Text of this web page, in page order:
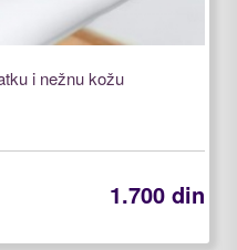
i nežnu kožu
1.700 din